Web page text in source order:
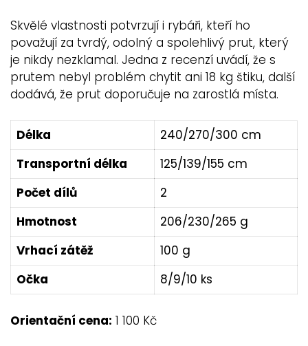
Skvělé vlastnosti potvrzují i rybáři, kteří ho
považují za tvrdý, odolný a spolehlivý prut, který
je nikdy nezklamal. Jedna z recenzí uvádí, že s
prutem nebyl problém chytit ani 18 kg štiku, další
dodává, že prut doporučuje na zarostlá místa.
Délka
240/270/300 cm
Transportní délka
125/139/155 cm
Počet dílů
2
Hmotnost
206/230/265 g
Vrhací zátěž
100 g
Očka
8/9/10 ks
Orientační cena: 1 100 Kč